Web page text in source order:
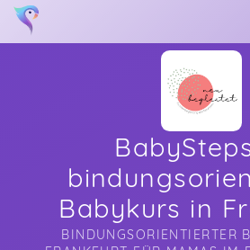
Babykurs in
BINDUNGSORIENTIERTER